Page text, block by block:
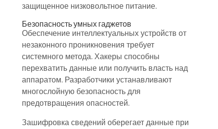
защищенное низковольтное питание.
Безопасность умных гаджетов
Обеспечение интеллектуальных устройств от
незаконного проникновения требует
системного метода. Хакеры способны
перехватить данные или получить власть над
аппаратом. Разработчики устанавливают
многослойную безопасность для
предотвращения опасностей.
Зашифровка сведений оберегает данные при